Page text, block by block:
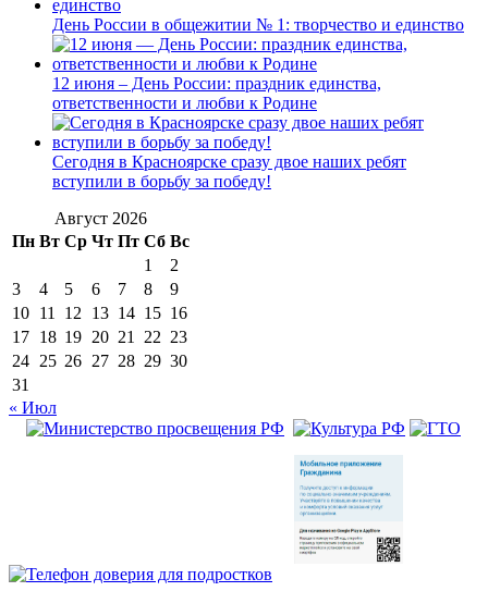
День России в общежитии № 1: творчество и единство
12 июня – День России: праздник единства,
ответственности и любви к Родине
Сегодня в Красноярске сразу двое наших ребят
вступили в борьбу за победу!
Август 2026
Пн Вт Ср Чт Пт Сб Вс
1
2
3
4 5 6 7 8
9
10 11 12 13 14 15 16
17 18 19 20 21 22 23
24 25 26 27 28 29 30
31
« Июл